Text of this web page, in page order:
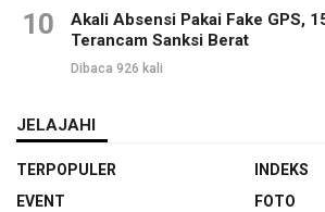
10
Akali Absensi Pakai Fake GPS,
Terancam Sanksi Berat
Dibaca 926 kali
JELAJAHI
TERPOPULER
INDEKS
EVENT
FOTO